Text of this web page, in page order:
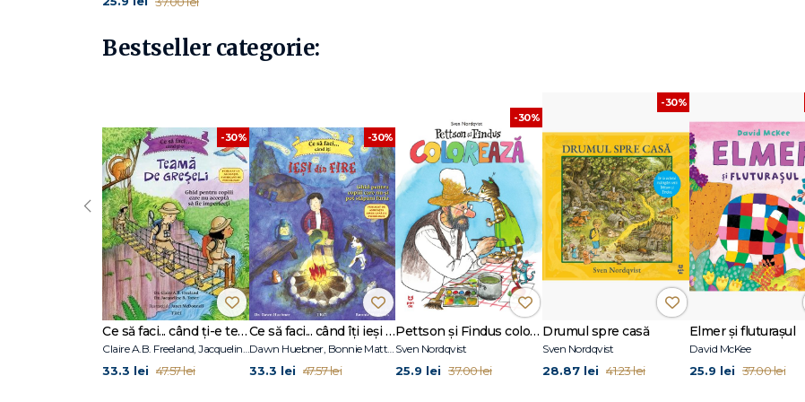
Bestseller categorie:
-30%
Ce să faci... când ți-e teamă de greșeli. Ghid pentru copiii care nu acceptă să fie imperfecți
33.3 lei 47.57 lei
-30%
Ce să faci... când îţi ieşi din fire. Ghid pentru copiii care nu-şi pot stăpâni furia
33.3 lei 47.57 lei
-30%
Pettson și Findus colorează
Sven Nordqvist
25.9 lei 37.00 lei
-30%
Drumul spre casă
Sven Nordqvist
28.87 lei 41.23 lei
Elmer și fluturașul
David McKee
25.9 lei 37.00 lei
‹